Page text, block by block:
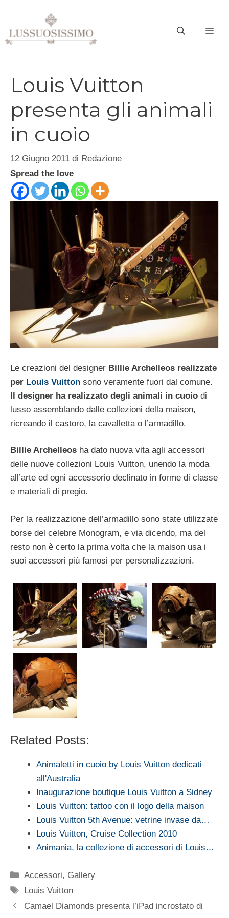
contenuto
Louis Vuitton
presenta gli animali
in cuoio
12 Giugno 2011 di Redazione
Spread the love
Le creazioni del designer Billie Archelleos realizzate
per Louis Vuitton sono veramente fuori dal comune.
Il designer ha realizzato degli animali in cuoio di
lusso assemblando dalle collezioni della maison,
ricreando il castoro, la cavalletta o l’armadillo.
Billie Archelleos ha dato nuova vita agli accessori
delle nuove collezioni Louis Vuitton, unendo la moda
all’arte ed ogni accessorio declinato in forme di classe
e materiali di pregio.
Per la realizzazione dell’armadillo sono state utilizzate
borse del celebre Monogram, e via dicendo, ma del
resto non è certo la prima volta che la maison usa i
suoi accessori più famosi per personalizzazioni.
Related Posts:
Animaletti in cuoio by Louis Vuitton dedicati
all'Australia
Inaugurazione boutique Louis Vuitton a Sidney
Louis Vuitton: tattoo con il logo della maison
Louis Vuitton 5th Avenue: vetrine invase da…
Louis Vuitton, Cruise Collection 2010
Animania, la collezione di accessori di Louis…
Categorie
Accessori, Gallery
Tag
Louis Vuitton
Camael Diamonds presenta l’iPad incrostato di